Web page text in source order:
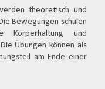
theoretisch und
Bewegungen schulen
Körperhaltung und
Übungen können als
am Ende einer